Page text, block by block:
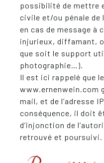
possibilité de mettre
civile et/ou pénale de
en cas de message à
injurieux, diffamant,
que soit le support
photographie…).
Il est ici rappelé que
www.ernenwein.com
mail, et de l’adresse
conséquence, il doit
d’injonction de
retrouvé et poursuivi.